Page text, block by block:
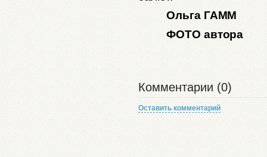
Ольга ГАММ
ФОТО автора
Комментарии (0)
Оставить комментарий